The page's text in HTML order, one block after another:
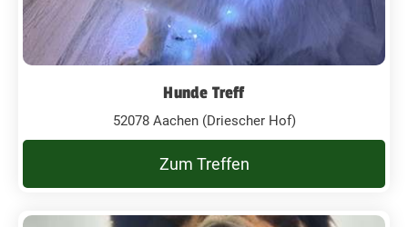
Hunde Treff
52078 Aachen (Driescher Hof)
Zum Treffen